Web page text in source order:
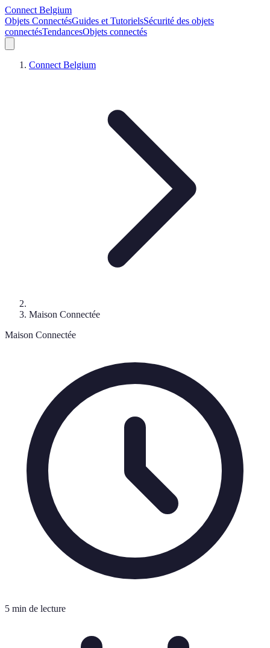
Connect Belgium
Objets ConnectésGuides et TutorielsSécurité des objets
connectésTendancesObjets connectés
Connect Belgium
Maison Connectée
Maison Connectée
5 min de lecture